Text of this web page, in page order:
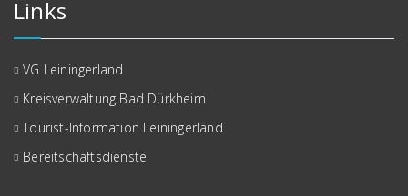
Links
VG Leiningerland
Kreisverwaltung Bad Dürkheim
Tourist-Information Leiningerland
Bereitschaftsdienste